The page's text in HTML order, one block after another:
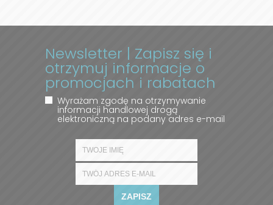
Newsletter | Zapisz się i
otrzymuj informacje o
promocjach i rabatach
Wyrażam zgodę na otrzymywanie
informacji handlowej drogą
elektroniczną na podany adres e-mail
ZAPISZ